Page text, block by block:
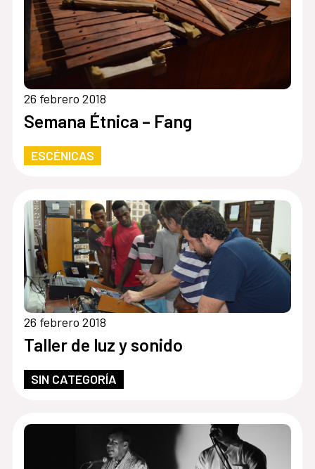
26 febrero 2018
Semana Étnica – Fang
ESCÉNICAS
26 febrero 2018
Taller de luz y sonido
SIN CATEGORÍA